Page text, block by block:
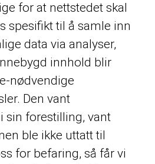
for at nettstedet skal
spesifikt til å samle inn
data via analyser,
innhold blir
nødvendige
Den vant
sin forestilling, vant
ble ikke uttatt til
for befaring, så får vi